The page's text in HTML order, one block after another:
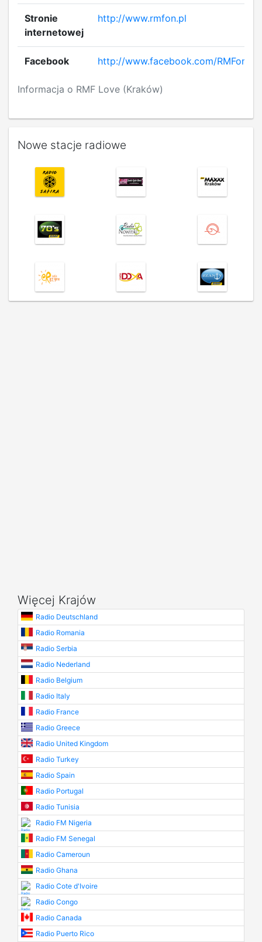
Informacja o RMF Love (Kraków)
Stronie
internetowej
http://www.rmfon.pl
Facebook http://www.facebook.com/RMFonpl
Nowe stacje radiowe
Więcej Krajów
Radio Deutschland
Radio Romania
Radio Serbia
Radio Nederland
Radio Belgium
Radio Italy
Radio France
Radio Greece
Radio United Kingdom
Radio Turkey
Radio Spain
Radio Portugal
Radio Tunisia
Radio FM Nigeria
Radio FM Senegal
Radio Cameroun
Radio Ghana
Radio Cote d'Ivoire
Radio Congo
Radio Canada
Radio Puerto Rico